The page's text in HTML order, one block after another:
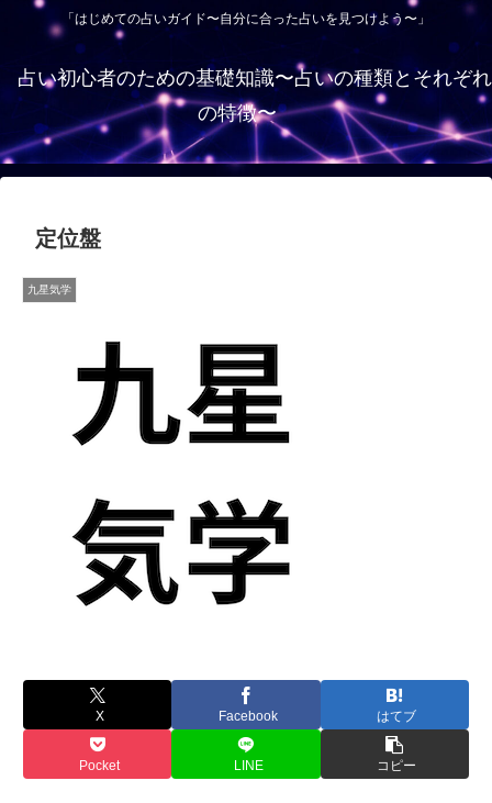
「はじめての占いガイド〜自分に合った占いを見つけよう〜」
占い初心者のための基礎知識〜占いの種類とそれぞれ
の特徴〜
定位盤
九星気学
X Facebook はてブ
Pocket LINE コピー